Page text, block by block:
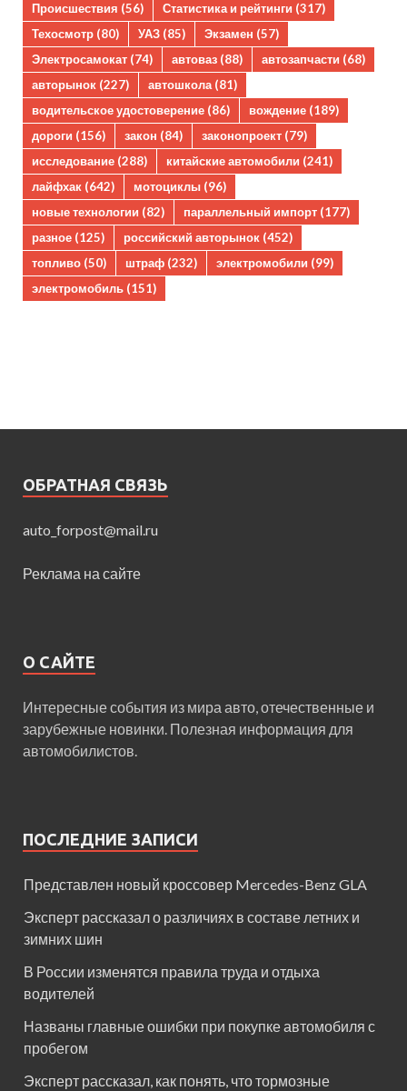
Происшествия (56) Статистика и рейтинги (317)
Техосмотр (80) УАЗ (85) Экзамен (57)
Электросамокат (74) автоваз (88) автозапчасти (68)
авторынок (227) автошкола(81)
водительское удостоверение (86) вождение (189)
дороги (156) закон (84) законопроект (79)
исследование (288) китайские автомобили (241)
лайфхак (642) мотоциклы (96)
новые технологии (82) параллельный импорт (177)
разное (125) российский авторынок (452)
топливо (50) штраф (232) электромобили (99)
электромобиль (151)
ОБРАТНАЯ СВЯЗЬ
auto_forpost@mail.ru
Реклама на сайте
О САЙТЕ
Интересные события из мира авто, отечественные и
зарубежные новинки. Полезная информация для
автомобилистов.
ПОСЛЕДНИЕ ЗАПИСИ
Представлен новый кроссовер Mercedes-Benz GLA
Эксперт рассказал о различиях в составе летних и
зимних шин
В России изменятся правила труда и отдыха
водителей
Названы главные ошибки при покупке автомобиля с
пробегом
Эксперт рассказал, как понять, что тормозные